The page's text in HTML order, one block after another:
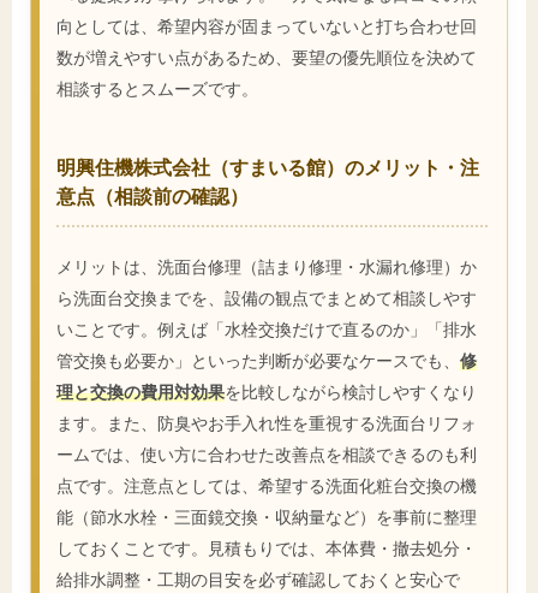
向としては、希望内容が固まっていないと打ち合わせ回
数が増えやすい点があるため、要望の優先順位を決めて
相談するとスムーズです。
明興住機株式会社（すまいる館）のメリット・注
意点（相談前の確認）
メリットは、洗面台修理（詰まり修理・水漏れ修理）か
ら洗面台交換までを、設備の観点でまとめて相談しやす
いことです。例えば「水栓交換だけで直るのか」「排水
管交換も必要か」といった判断が必要なケースでも、 修
理と交換の費用対効果を比較しながら検討しやすくなり
ます。また、防臭やお手入れ性を重視する洗面台リフォ
ームでは、使い方に合わせた改善点を相談できるのも利
点です。注意点としては、希望する洗面化粧台交換の機
能（節水水栓・三面鏡交換・収納量など）を事前に整理
しておくことです。見積もりでは、本体費・撤去処分・
給排水調整・工期の目安を必ず確認しておくと安心で